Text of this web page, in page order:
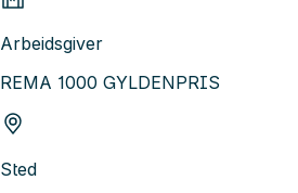
Arbeidsgiver
REMA 1000 GYLDENPRIS
Sted